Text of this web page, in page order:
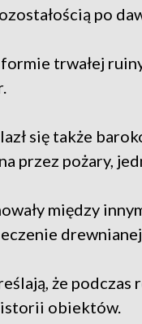
po
trwałej
się także
przez pożary,
między
że podczas
obiektów.